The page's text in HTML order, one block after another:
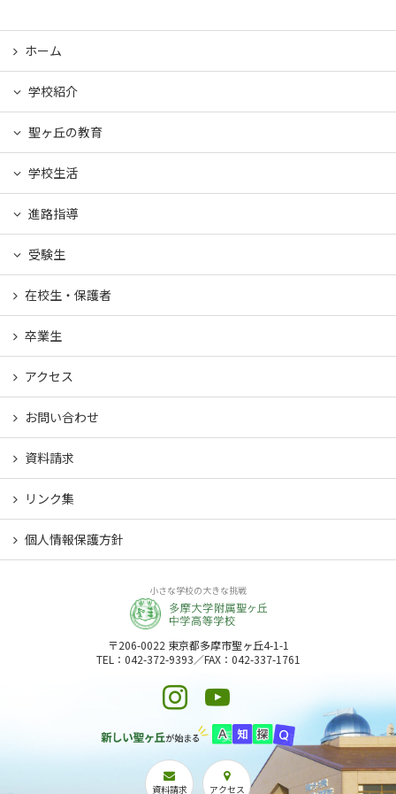
ホーム
学校紹介
聖ヶ丘の教育
学校生活
進路指導
受験生
在校生・保護者
卒業生
アクセス
お問い合わせ
資料請求
リンク集
個人情報保護方針
小さな学校の大きな挑戦
〒206-0022 東京都多摩市聖ヶ丘4-1-1
TEL：042-372-9393／FAX：042-337-1761
資料請求 アクセス